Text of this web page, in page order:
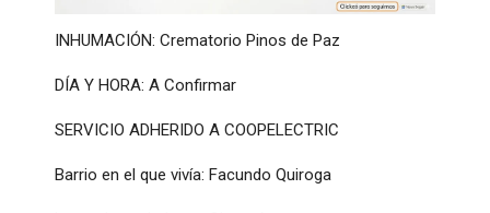
INHUMACIÓN: Crematorio Pinos de Paz
DÍA Y HORA: A Confirmar
SERVICIO ADHERIDO A COOPELECTRIC
Barrio en el que vivía: Facundo Quiroga